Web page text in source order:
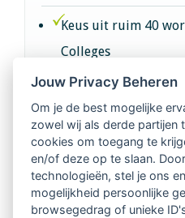
Keus uit ruim 40
Colleges
Intervisie met
Netwerk van 2100
regio's
Vindbaar voor
Jouw Privacy Beheren
Om je de best mogelijke
zowel wij als derde partijen
cookies om toegang te
en/of deze op te slaan.
technologieën, stel je ons
mogelijkheid persoonlijke
browsegedrag of unieke